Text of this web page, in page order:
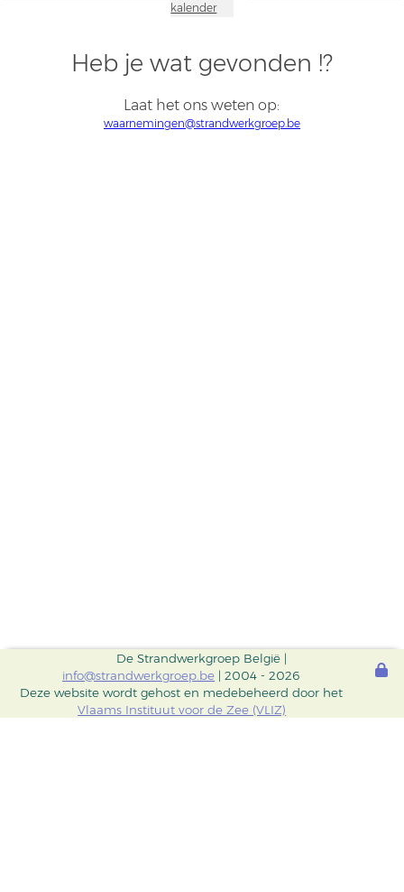
kalender
Heb je wat gevonden !?
Laat het ons weten op:
waarnemingen@strandwerkgroep.be
De Strandwerkgroep België |
info@strandwerkgroep.be | 2004 - 2026
Deze website wordt gehost en medebeheerd door het
Vlaams Instituut voor de Zee (VLIZ)